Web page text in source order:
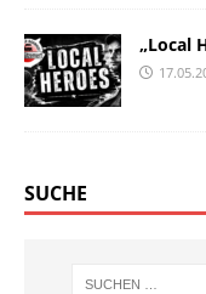
„Local
SUCHE